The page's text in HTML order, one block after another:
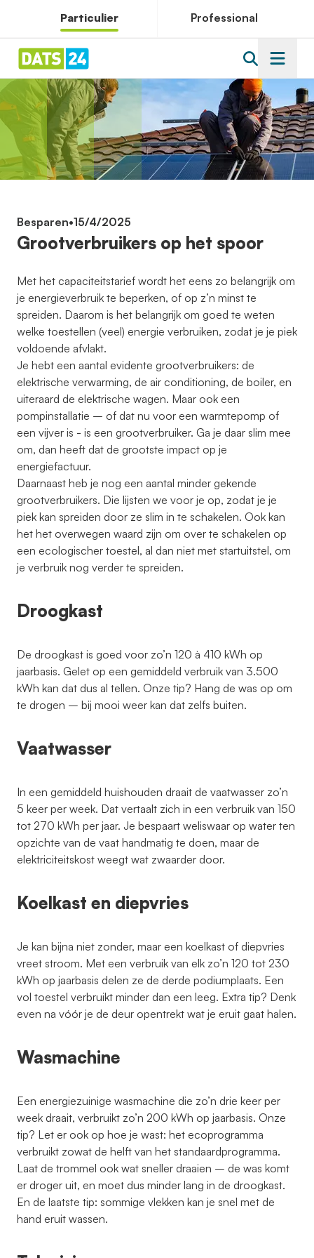
Particulier Professional
Besparen•15/4/2025
Grootverbruikers op het spoor
Met het capaciteitstarief wordt het eens zo belangrijk om
je energieverbruik te beperken, of op z’n minst te
spreiden. Daarom is het belangrijk om goed te weten
welke toestellen (veel) energie verbruiken, zodat je je piek
voldoende afvlakt.
Je hebt een aantal evidente grootverbruikers: de
elektrische verwarming, de air conditioning, de boiler, en
uiteraard de elektrische wagen. Maar ook een
pompinstallatie – of dat nu voor een warmtepomp of
een vijver is - is een grootverbruiker. Ga je daar slim mee
om, dan heeft dat de grootste impact op je
energiefactuur.
Daarnaast heb je nog een aantal minder gekende
grootverbruikers. Die lijsten we voor je op, zodat je je
piek kan spreiden door ze slim in te schakelen. Ook kan
het het overwegen waard zijn om over te schakelen op
een ecologischer toestel, al dan niet met startuitstel, om
je verbruik nog verder te spreiden.
Droogkast
De droogkast is goed voor zo’n 120 à 410 kWh op
jaarbasis. Gelet op een gemiddeld verbruik van 3.500
kWh kan dat dus al tellen. Onze tip? Hang de was op om
te drogen – bij mooi weer kan dat zelfs buiten.
Vaatwasser
In een gemiddeld huishouden draait de vaatwasser zo’n
5 keer per week. Dat vertaalt zich in een verbruik van 150
tot 270 kWh per jaar. Je bespaart weliswaar op water ten
opzichte van de vaat handmatig te doen, maar de
elektriciteitskost weegt wat zwaarder door.
Koelkast en diepvries
Je kan bijna niet zonder, maar een koelkast of diepvries
vreet stroom. Met een verbruik van elk zo’n 120 tot 230
kWh op jaarbasis delen ze de derde podiumplaats. Een
vol toestel verbruikt minder dan een leeg. Extra tip? Denk
even na vóór je de deur opentrekt wat je eruit gaat halen.
Wasmachine
Een energiezuinige wasmachine die zo’n drie keer per
week draait, verbruikt zo’n 200 kWh op jaarbasis. Onze
tip? Let er ook op hoe je wast: het ecoprogramma
verbruikt zowat de helft van het standaardprogramma.
Laat de trommel ook wat sneller draaien – de was komt
er droger uit, en moet dus minder lang in de droogkast.
En de laatste tip: sommige vlekken kan je snel met de
hand eruit wassen.